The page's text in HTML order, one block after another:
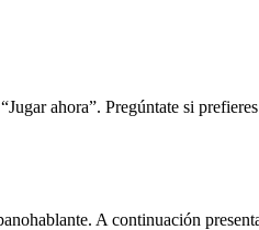
ahora”. Pregúntate si
A continuación